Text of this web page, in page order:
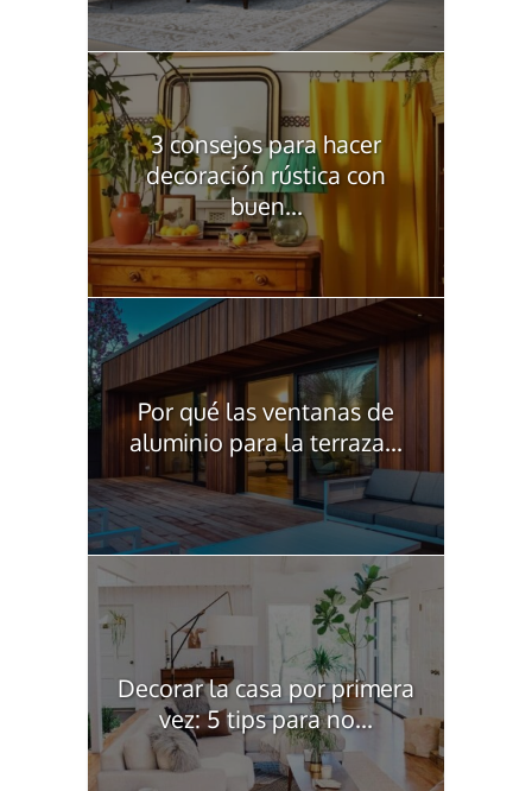
3 consejos para hacer
decoración rústica con
buen...
Por qué las ventanas de
aluminio para la terraza...
Decorar la casa por primera
vez: 5 tips para no...